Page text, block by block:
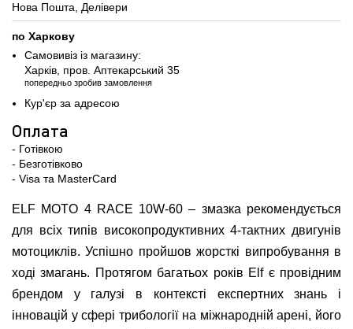
Нова Пошта, Делівери
по Харкову
Самовивіз із магазину:
Харків, пров. Аптекарський 35
попередньо зробив замовлення
Кур'єр за адресою
Оплата
- Готівкою
- Безготівково
- Visa та MasterCard
ELF MOTO 4 RACE 10W-60 – змазка рекомендується
для всіх типів високопродуктивних 4-тактних двигунів
мотоциклів. Успішно пройшов жорсткі випробування в
ході змагань. Протягом багатьох років Elf є провідним
брендом у галузі в контексті експертних знань і
інновацій у сфері трибології на міжнародній арені, його